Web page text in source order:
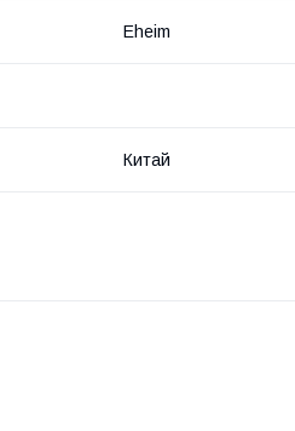
Eheim
Китай